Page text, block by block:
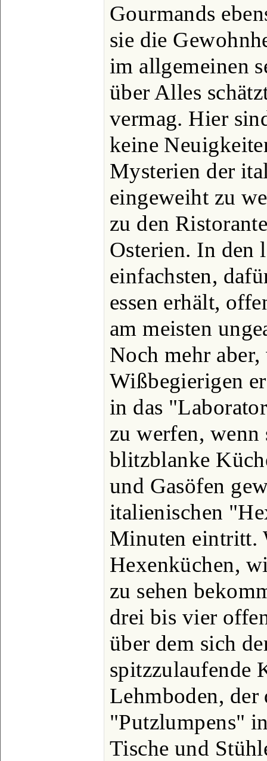
Gourmands
sie die
im allgemeinen
über Alles
vermag. Hier
keine
Mysterien der
eingeweiht zu
zu den
Osterien. In den
einfachsten,
essen erhält,
am meisten
Noch mehr aber,
Wißbegierigen
in das
zu werfen, wenn
blitzblanke
und Gasöfen
italienischen
Minuten eintritt.
Hexenküchen,
zu sehen
drei bis vier
über dem sich
spitzzulaufende
Lehmboden, der
"Putzlumpens"
Tische und